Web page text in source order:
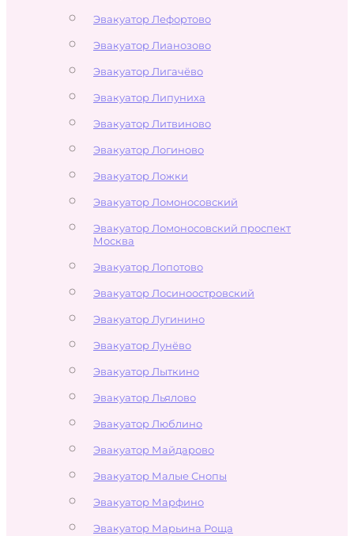
Эвакуатор Лефортово
Эвакуатор Лианозово
Эвакуатор Лигачёво
Эвакуатор Липуниха
Эвакуатор Литвиново
Эвакуатор Логиново
Эвакуатор Ложки
Эвакуатор Ломоносовский
Эвакуатор Ломоносовский проспект
Москва
Эвакуатор Лопотово
Эвакуатор Лосиноостровский
Эвакуатор Лугинино
Эвакуатор Лунёво
Эвакуатор Лыткино
Эвакуатор Льялово
Эвакуатор Люблино
Эвакуатор Майдарово
Эвакуатор Малые Снопы
Эвакуатор Марфино
Эвакуатор Марьина Роща